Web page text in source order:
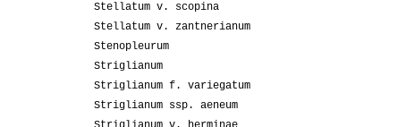
Stellatum v. scopina
Stellatum v. zantnerianum
Stenopleurum
Striglianum
Striglianum f. variegatum
Striglianum ssp. aeneum